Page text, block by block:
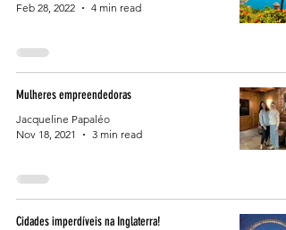
Feb 28, 2022
4 min read
Mulheres empreendedoras
Jacqueline Papaléo
Nov 18, 2021
3 min read
Cidades imperdíveis na Inglaterra!